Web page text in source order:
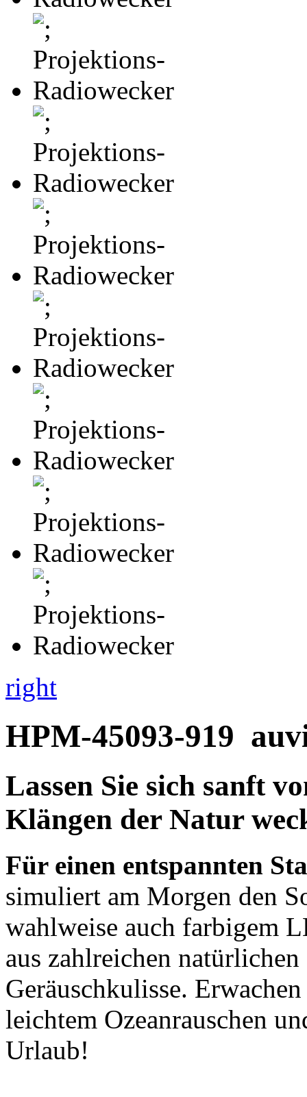
right
HPM-45093-919
Lassen Sie sich sanft
Klängen der Natur
Für einen entspannten
simuliert am Morgen den
wahlweise auch farbigem
aus zahlreichen
Geräuschkulisse.
leichtem Ozeanrauschen
Urlaub!